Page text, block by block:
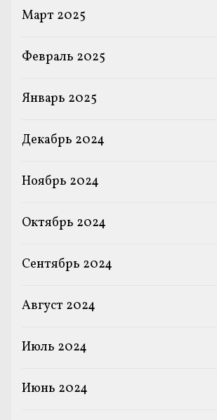
Март 2025
Февраль 2025
Январь 2025
Декабрь 2024
Ноябрь 2024
Октябрь 2024
Сентябрь 2024
Август 2024
Июль 2024
Июнь 2024